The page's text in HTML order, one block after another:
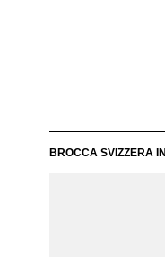
BROCCA SVIZZERA